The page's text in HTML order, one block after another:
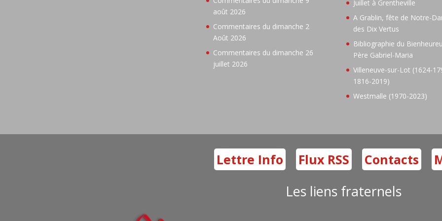
août 2026
Commentaires du dimanche 2
Août 2026
Commentaires du dimanche 26
juillet 2026
Juillet à Grentheville
A Grablin, fête de Notre-
des Dix Vertus
Bibliographie du
Père Gabriel-Maria
Villeneuve-sur-Lot (1624-
1816-2019)
Westmalle (1970-2023)
Lettre Info Flux RSS Contacts
Les liens fraternels